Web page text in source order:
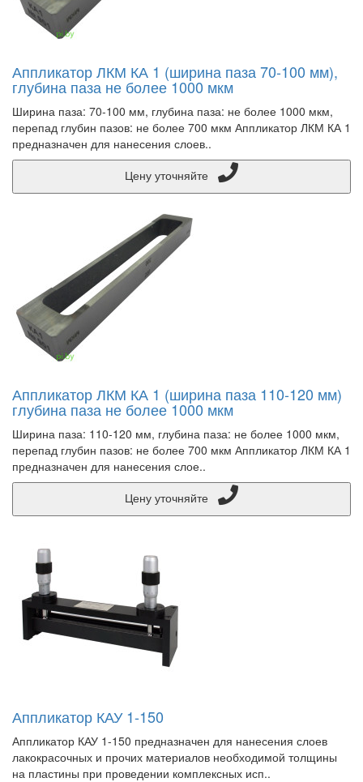
Аппликатор ЛКМ КА 1 (ширина паза 70-100 мм),
глубина паза не более 1000 мкм
Ширина паза: 70-100 мм, глубина паза: не более 1000 мкм,
перепад глубин пазов: не более 700 мкм Аппликатор ЛКМ КА 1
предназначен для нанесения слоев..
Аппликатор ЛКМ КА 1 (ширина паза 110-120 мм)
глубина паза не более 1000 мкм
Ширина паза: 110-120 мм, глубина паза: не более 1000 мкм,
перепад глубин пазов: не более 700 мкм Аппликатор ЛКМ КА 1
предназначен для нанесения слое..
Аппликатор КАУ 1-150
Аппликатор КАУ 1-150 предназначен для нанесения слоев
лакокрасочных и прочих материалов необходимой толщины
на пластины при проведении комплексных исп..